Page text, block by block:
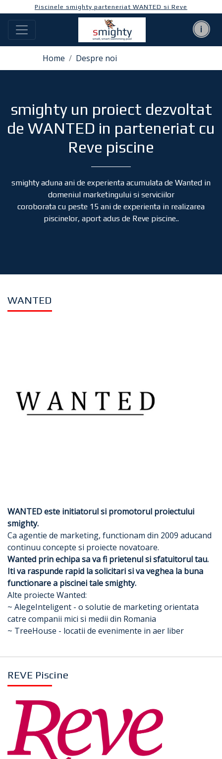
Piscinele smighty parteneriat WANTED si Reve
Home Despre noi
smighty un proiect dezvoltat
de WANTED in parteneriat cu
Reve piscine
smighty aduna ani de experienta acumulata de Wanted in
domeniul marketingului si serviciilor
coroborata cu peste 15 ani de experienta in realizarea
piscinelor, aport adus de Reve piscine..
WANTED
WANTED este initiatorul si promotorul proiectului
smighty.
Ca agentie de marketing, functionam din 2009 aducand
continuu concepte si proiecte novatoare.
Wanted prin echipa sa va fi prietenul si sfatuitorul tau.
Iti va raspunde rapid la solicitari si va veghea la buna
functionare a piscinei tale smighty.
Alte proiecte Wanted:
~ AlegeInteligent - o solutie de marketing orientata
catre companii mici si medii din Romania
~ TreeHouse - locatii de evenimente in aer liber
REVE Piscine